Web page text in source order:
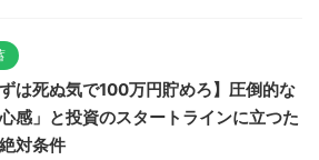
ずは死ぬ気で100万円貯めろ】圧倒的な
心感」と投資のスタートラインに立つた
対条件